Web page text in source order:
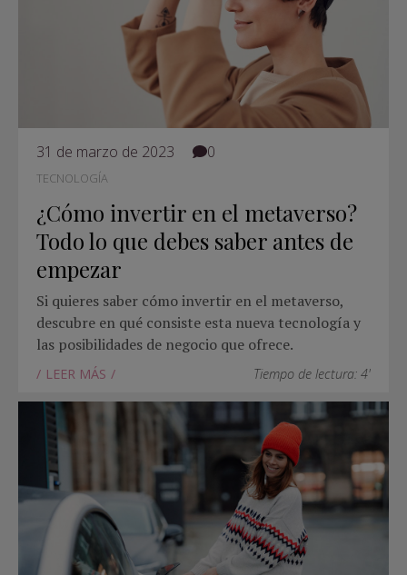
31 de marzo de 2023 0
TECNOLOGÍA
¿Cómo invertir en el metaverso?
Todo lo que debes saber antes de
empezar
Si quieres saber cómo invertir en el metaverso,
descubre en qué consiste esta nueva tecnología y
las posibilidades de negocio que ofrece.
LEER MÁS Tiempo de lectura: 4'